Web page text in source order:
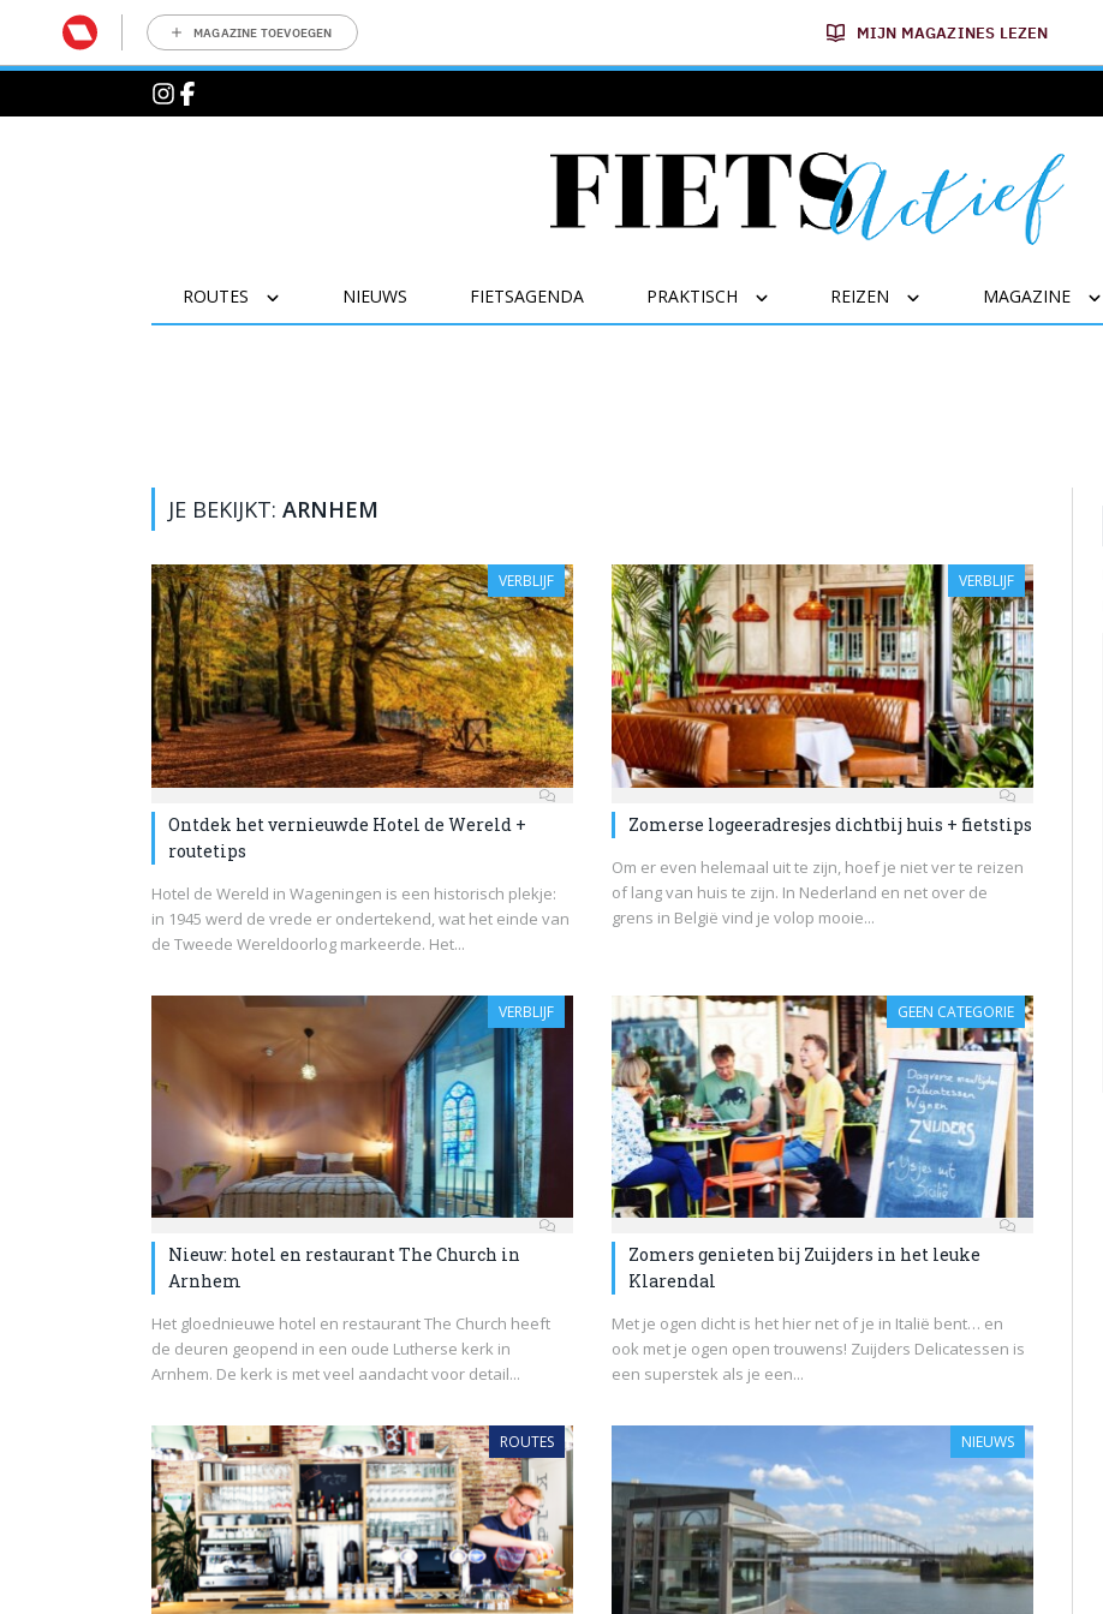
MAGAZINE TOEVOEGEN MIJN MAGAZINES LEZEN
ROUTES NIEUWS FIETSAGENDA PRAKTISCH REIZEN MAGAZINE
JE BEKIJKT: ARNHEM
VERBLIJF
Ontdek het vernieuwde Hotel de Wereld +
routetips
Hotel de Wereld in Wageningen is een historisch plekje:
in 1945 werd de vrede er ondertekend, wat het einde van
de Tweede Wereldoorlog markeerde. Het...
VERBLIJF
Zomerse logeeradresjes dichtbij huis + fietstips
Om er even helemaal uit te zijn, hoef je niet ver te reizen
of lang van huis te zijn. In Nederland en net over de
grens in België vind je volop mooie...
VERBLIJF
Nieuw: hotel en restaurant The Church in
Arnhem
Het gloednieuwe hotel en restaurant The Church heeft
de deuren geopend in een oude Lutherse kerk in
Arnhem. De kerk is met veel aandacht voor detail...
GEEN CATEGORIE
Zomers genieten bij Zuijders in het leuke
Klarendal
Met je ogen dicht is het hier net of je in Italië bent… en
ook met je ogen open trouwens! Zuijders Delicatessen is
een superstek als je een...
ROUTES NIEUWS